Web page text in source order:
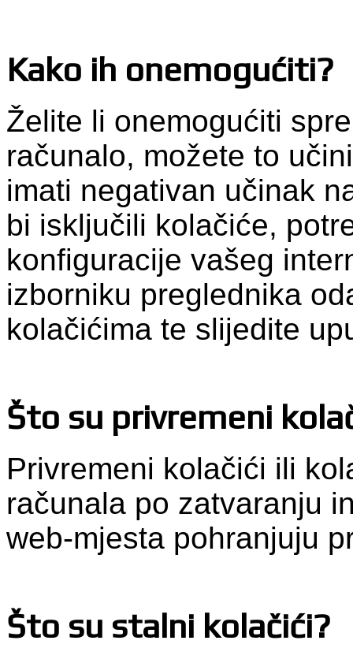
Kako ih onemogućiti?
Želite li onemogućiti
računalo, možete to
imati negativan učinak
bi isključili kolačiće,
konfiguracije vašeg
izborniku preglednika
kolačićima te slijedite
Što su privremeni
Privremeni kolačići ili
računala po zatvaranju
web-mjesta pohranjuju
Što su stalni kolačići?